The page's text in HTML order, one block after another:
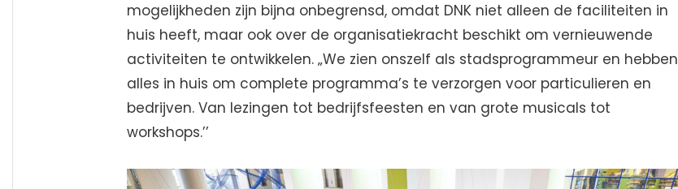
mogelijkheden zijn bijna onbegrensd, omdat DNK niet alleen de faciliteiten in
huis heeft, maar ook over de organisatiekracht beschikt om vernieuwende
activiteiten te ontwikkelen. „We zien onszelf als stadsprogrammeur en hebben
alles in huis om complete programma’s te verzorgen voor particulieren en
bedrijven. Van lezingen tot bedrijfsfeesten en van grote musicals tot
workshops.’’